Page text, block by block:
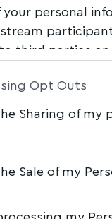
personal
third parties
Opt Outs
Sharing of my
Sale of my